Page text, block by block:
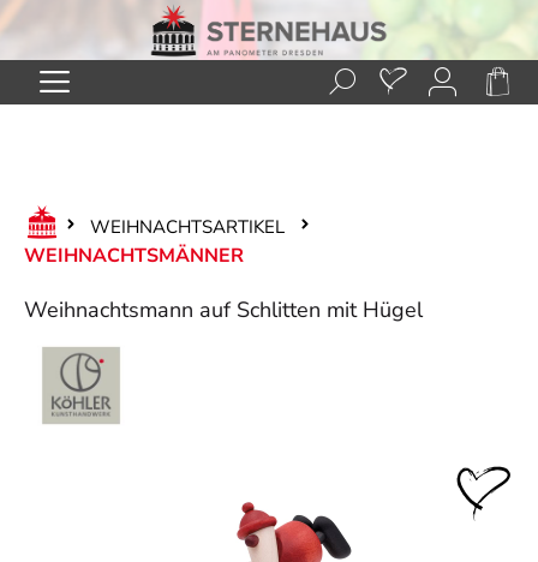
Zum Hauptinhalt springen
WEIHNACHTSARTIKEL
WEIHNACHTSMÄNNER
Weihnachtsmann auf Schlitten mit Hügel